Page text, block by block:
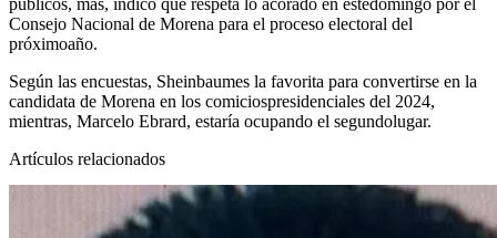
públicos, más, indicó que respeta lo acorado en estedomingo por el
Consejo Nacional de Morena para el proceso electoral del
próximoaño.
Según las encuestas, Sheinbaumes la favorita para convertirse en la
candidata de Morena en los comiciospresidenciales del 2024,
mientras, Marcelo Ebrard, estaría ocupando el segundolugar.
Artículos relacionados